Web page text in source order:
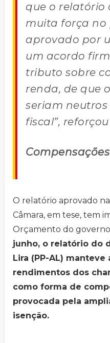
que o relatório
muita força no
aprovado por
um acordo
tributo sobre
renda, de que
seriam
fiscal”,
Compensações
O relatório aprovado
Câmara, em tese, tem
Orçamento do
junho, o relatório do
Lira (PP-AL) manteve
rendimentos dos
como forma de
provocada pela
isenção.